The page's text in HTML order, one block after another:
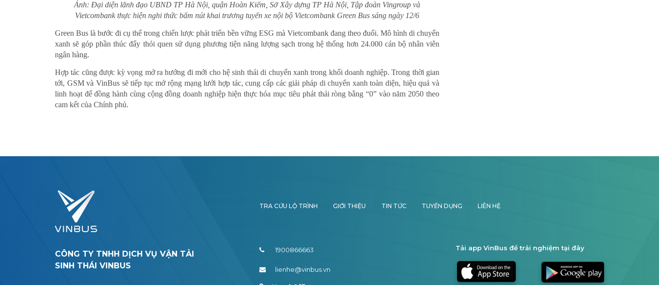
Ảnh: Đại diện lãnh đạo UBND TP Hà Nội, quận Hoàn Kiếm, Sở Xây dựng TP Hà Nội, Tập đoàn Vingroup và
Vietcombank thực hiện nghi thức bấm nút khai trương tuyến xe nội bộ Vietcombank Green Bus sáng ngày 12/6
Green Bus là bước đi cụ thể trong chiến lược phát triển bền vững ESG mà Vietcombank đang theo đuổi. Mô hình di chuyển
xanh sẽ góp phần thúc đẩy thói quen sử dụng phương tiện năng lượng sạch trong hệ thống hơn 24.000 cán bộ nhân viên
ngân hàng.
Hợp tác cũng được kỳ vọng mở ra hướng đi mới cho hệ sinh thái di chuyển xanh trong khối doanh nghiệp. Trong thời gian
tới, GSM và VinBus sẽ tiếp tục mở rộng mạng lưới hợp tác, cung cấp các giải pháp di chuyển xanh toàn diện, hiệu quả và
linh hoạt để đồng hành cùng cộng đồng doanh nghiệp hiện thực hóa mục tiêu phát thải ròng bằng “0” vào năm 2050 theo
cam kết của Chính phủ.
CÔNG TY TNHH DỊCH VỤ VẬN TẢI
SINH THÁI VINBUS
TRA CỨU LỘ TRÌNH GIỚI THIỆU TIN TỨC TUYỂN DỤNG LIÊN HỆ
1900866663
lienhe@vinbus.vn
Tải app VinBus để trải nghiệm tại đây